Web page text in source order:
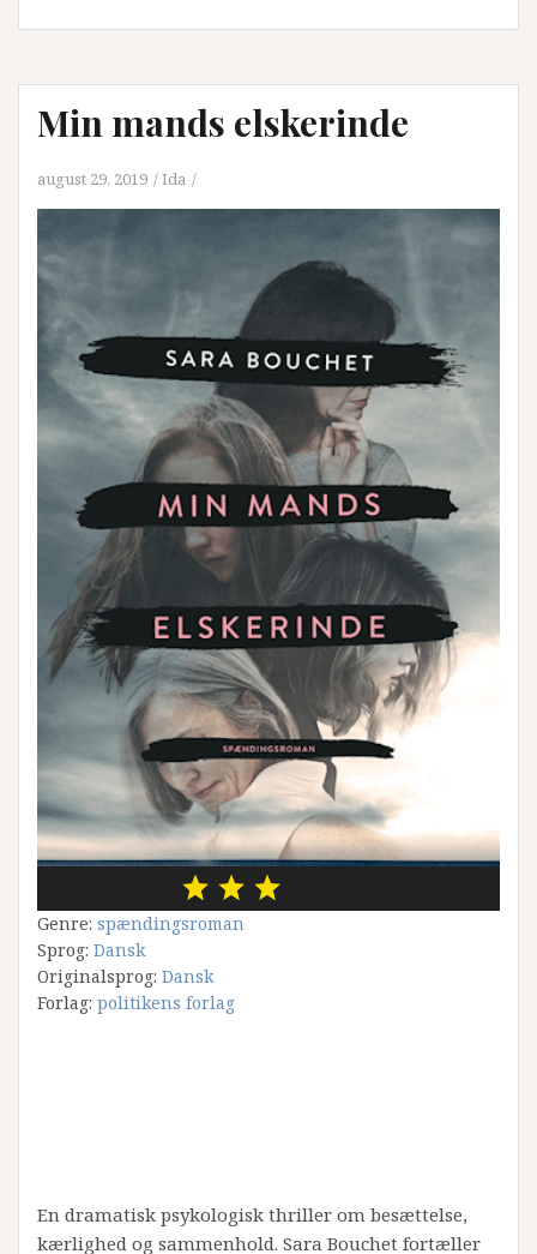
Min mands elskerinde
august 29, 2019 Ida
Genre: spændingsroman
Sprog: Dansk
Originalsprog: Dansk
Forlag: politikens forlag
En dramatisk psykologisk thriller om besættelse,
kærlighed og sammenhold. Sara Bouchet fortæller